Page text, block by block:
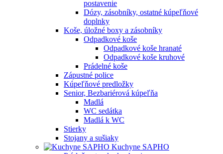
postavenie
Dózy, zásobníky, ostatné kúpeľňové
doplnky
Koše, úložné boxy a zásobníky
Odpadkové koše
Odpadkové koše hranaté
Odpadkové koše kruhové
Prádelné koše
Zápustné police
Kúpeľňové predložky
Senior, Bezbariérová kúpeľňa
Madlá
WC sedátka
Madlá k WC
Stierky
Stojany a sušiaky
Kuchyne SAPHO